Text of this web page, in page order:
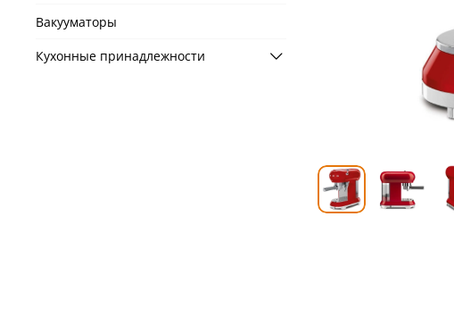
Вакууматоры
Кухонные принадлежности